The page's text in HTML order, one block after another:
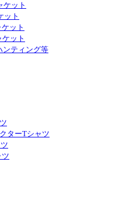
ケット
ット
ット
ット
ンティング等
ターTシャツ